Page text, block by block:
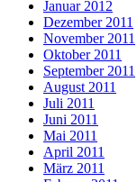
Januar 2012
Dezember 2011
November 2011
Oktober 2011
September 2011
August 2011
Juli 2011
Juni 2011
Mai 2011
April 2011
März 2011